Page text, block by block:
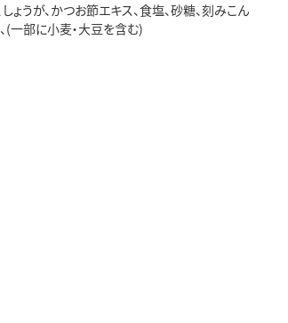
うが、かつお節エキス、食塩、砂糖、刻みこん
(一部に小麦・大豆を含む)